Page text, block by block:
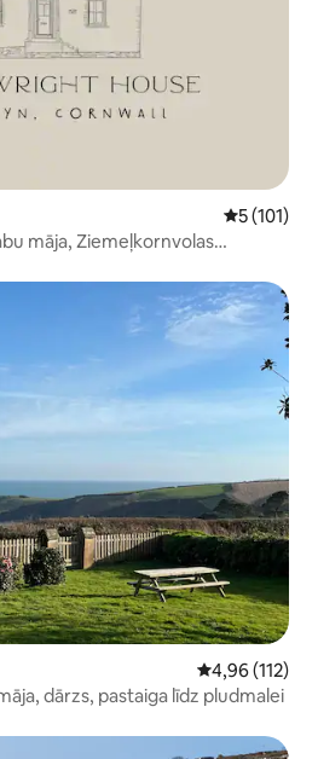
Vidējais
5 (101)
māja, Ziemeļkornvolas
Vidējais
4,96 (112)
dārzs, pastaiga līdz pludmalei